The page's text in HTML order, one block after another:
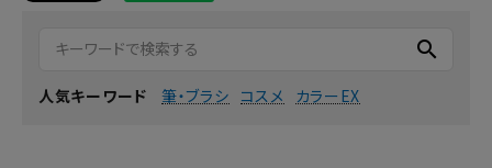
search
人気キーワード 筆・ブラシ コスメ カラーEX